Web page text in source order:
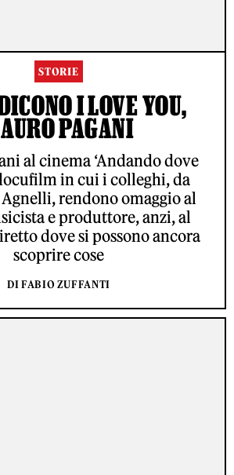
STORIE
I LOVE YOU,
PAGANI
al cinema ‘Andando dove
in cui i colleghi, da
rendono omaggio al
e produttore, anzi, al
dove si possono ancora
scoprire cose
DI FABIO ZUFFANTI